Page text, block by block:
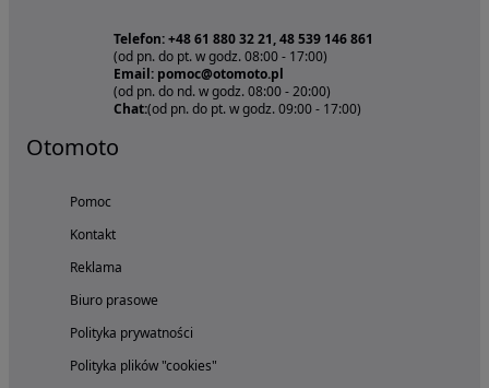
Telefon: +48 61 880 32 21, 48 539 146 861
(od pn. do pt. w godz. 08:00 - 17:00)
Email: pomoc@otomoto.pl
(od pn. do nd. w godz. 08:00 - 20:00)
Chat:(od pn. do pt. w godz. 09:00 - 17:00)
Otomoto
Pomoc
Kontakt
Reklama
Biuro prasowe
Polityka prywatności
Polityka plików "cookies"